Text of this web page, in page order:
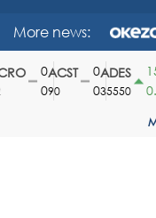
More news:
ACST
90
ADES
35550